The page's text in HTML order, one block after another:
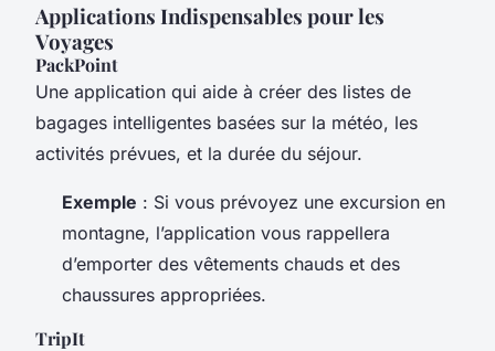
Applications Indispensables pour les
Voyages
PackPoint
Une application qui aide à créer des listes de
bagages intelligentes basées sur la météo, les
activités prévues, et la durée du séjour.
Exemple : Si vous prévoyez une excursion en
montagne, l’application vous rappellera
d’emporter des vêtements chauds et des
chaussures appropriées.
TripIt